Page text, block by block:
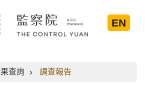
EN
查詢 調查報告